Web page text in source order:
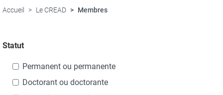
Accueil Le CREAD Membres
Statut
Permanent ou permanente
Doctorant ou doctorante